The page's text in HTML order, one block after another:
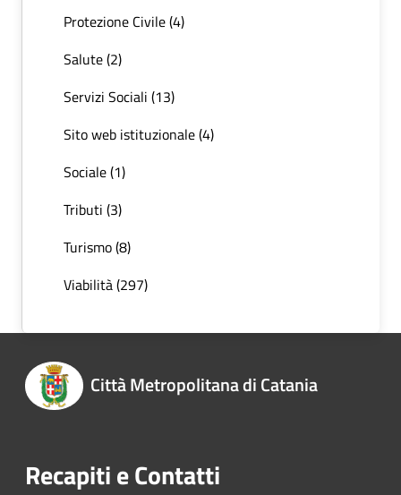
Protezione Civile (4)
Salute (2)
Servizi Sociali (13)
Sito web istituzionale (4)
Sociale (1)
Tributi (3)
Turismo (8)
Viabilità (297)
Città Metropolitana di Catania
Recapiti e Contatti